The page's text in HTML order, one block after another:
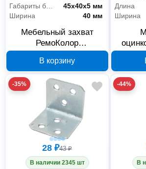
45х40х5 мм
Ширина
40 мм
Мебельный захват
РемоКолор
45x40x5 мм 2 шт 71-0-
160
В корзину
Длина
Ширина
-35%
28 ₽43 ₽
В наличии 2345 шт
-44%
В